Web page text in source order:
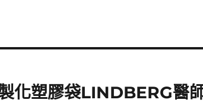
化塑膠袋LINDBERG醫